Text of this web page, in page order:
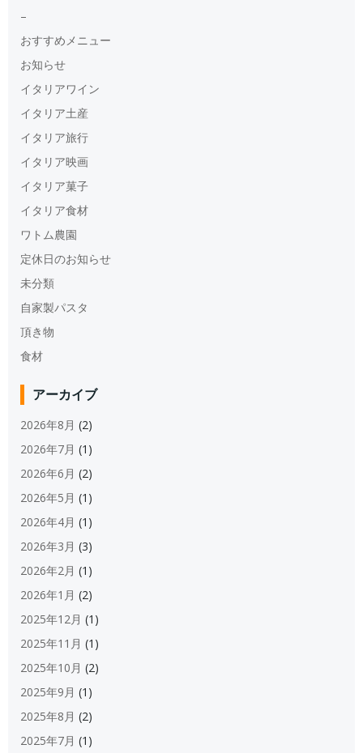
–
おすすめメニュー
お知らせ
イタリアワイン
イタリア土産
イタリア旅行
イタリア映画
イタリア菓子
イタリア食材
ワトム農園
定休日のお知らせ
未分類
自家製パスタ
頂き物
食材
アーカイブ
2026年8月 (2)
2026年7月 (1)
2026年6月 (2)
2026年5月 (1)
2026年4月 (1)
2026年3月 (3)
2026年2月 (1)
2026年1月 (2)
2025年12月 (1)
2025年11月 (1)
2025年10月 (2)
2025年9月 (1)
2025年8月 (2)
2025年7月 (1)